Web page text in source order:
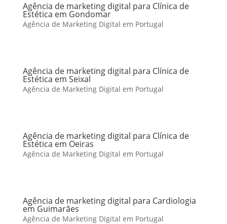
Agência de marketing digital para Clínica de
Estética em Gondomar
Agência de Marketing Digital em Portugal
Agência de marketing digital para Clínica de
Estética em Seixal
Agência de Marketing Digital em Portugal
Agência de marketing digital para Clínica de
Estética em Oeiras
Agência de Marketing Digital em Portugal
Agência de marketing digital para Cardiologia
em Guimarães
Agência de Marketing Digital em Portugal